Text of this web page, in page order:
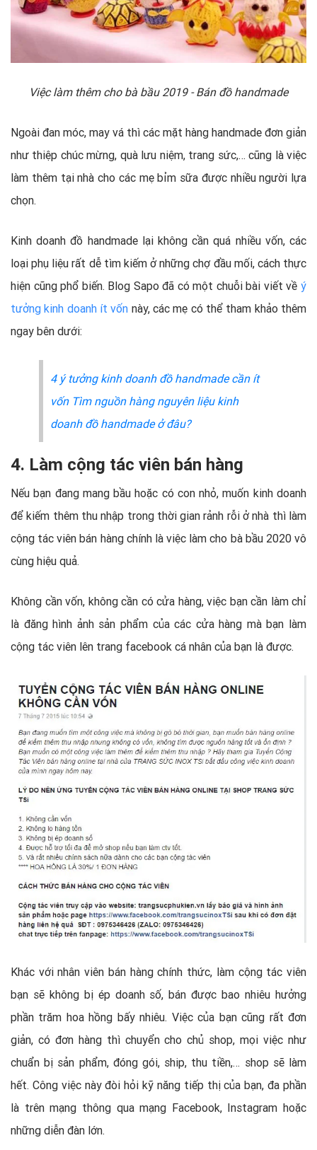
Việc làm thêm cho bà bầu 2019 - Bán đồ handmade
Ngoài đan móc, may vá thì các mặt hàng handmade đơn giản
như thiệp chúc mừng, quà lưu niệm, trang sức,… cũng là việc
làm thêm tại nhà cho các mẹ bỉm sữa được nhiều người lựa
chọn.
Kinh doanh đồ handmade lại không cần quá nhiều vốn, các
loại phụ liệu rất dễ tìm kiếm ở những chợ đầu mối, cách thực
hiện cũng phổ biến. Blog Sapo đã có một chuỗi bài viết về ý
tưởng kinh doanh ít vốn này, các mẹ có thể tham khảo thêm
ngay bên dưới:
4 ý tưởng kinh doanh đồ handmade cần ít
vốn Tìm nguồn hàng nguyên liệu kinh
doanh đồ handmade ở đâu?
4. Làm cộng tác viên bán hàng
Nếu bạn đang mang bầu hoặc có con nhỏ, muốn kinh doanh
để kiếm thêm thu nhập trong thời gian rảnh rỗi ở nhà thì làm
cộng tác viên bán hàng chính là việc làm cho bà bầu 2020 vô
cùng hiệu quả.
Không cần vốn, không cần có cửa hàng, việc bạn cần làm chỉ
là đăng hình ảnh sản phẩm của các cửa hàng mà bạn làm
cộng tác viên lên trang facebook cá nhân của bạn là được.
Khác với nhân viên bán hàng chính thức, làm cộng tác viên
bạn sẽ không bị ép doanh số, bán được bao nhiêu hưởng
phần trăm hoa hồng bấy nhiêu. Việc của bạn cũng rất đơn
giản, có đơn hàng thì chuyển cho chủ shop, mọi việc như
chuẩn bị sản phẩm, đóng gói, ship, thu tiền,… shop sẽ làm
hết. Công việc này đòi hỏi kỹ năng tiếp thị của bạn, đa phần
là trên mạng thông qua mạng Facebook, Instagram hoặc
những diễn đàn lớn.